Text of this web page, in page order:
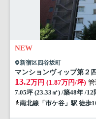
NEW
新宿区四谷坂町
マンションヴィップ第２
13.2万円 (1.87万円/坪)
7.05坪 (23.33㎡) /築48年 /12
南北線「市ケ谷」駅 徒歩